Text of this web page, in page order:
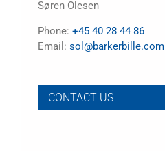
Søren Olesen
Phone: +45 40 28 44 86
Email: sol@barkerbille.com
CONTACT US